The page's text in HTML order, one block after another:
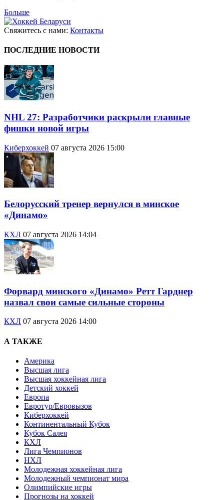
Больше
Свяжитесь с нами: Контакты
ПОСЛЕДНИЕ НОВОСТИ
NHL 27: Разработчики раскрыли главные
фишки новой игры
Киберхоккей 07 августа 2026 15:00
Белорусский тренер вернулся в минское
«Динамо»
КХЛ 07 августа 2026 14:04
Форвард минского «Динамо» Ретт Гарднер
назвал свои самые сильные стороны
КХЛ 07 августа 2026 14:00
А ТАКЖЕ
Америка
Высшая лига
Высшая хоккейная лига
Детский хоккей
Европа
Евротур/Евровызов
Киберхоккей
Континентальный Кубок
Кубок Салея
КХЛ
Лига Чемпионов
НХЛ
Молодежная хоккейная лига
Молодежный чемпионат мира
Олимпийские игры
Прогнозы на хоккей